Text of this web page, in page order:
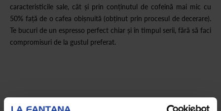
caracteristicile sale, cât și prin conținutul de cofeină mai mic cu
50% față de o cafea obișnuită (obținut prin procesul de decerare).
Te bucuri de un espresso perfect chiar și în timpul serii, fără să faci
compromisuri de la gustul preferat.